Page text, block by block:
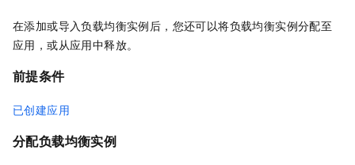
在添加或导入负载均衡实例后，您还可以将负载均衡实例分配至
应用，或从应用中释放。
前提条件
已创建应用
分配负载均衡实例